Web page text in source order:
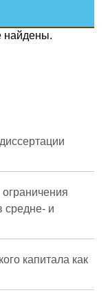
найдены.
средне- и
капитала как